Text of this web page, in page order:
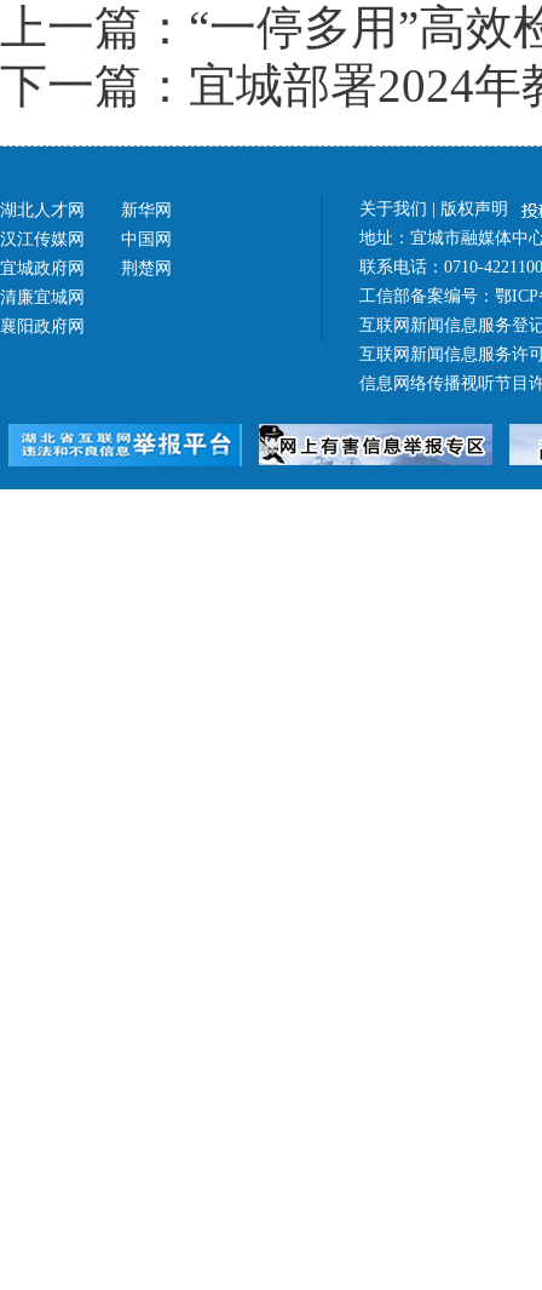
上一篇：“一停多用”高
下一篇：宜城部署2024
湖北人才网
汉江传媒网
宜城政府网
清廉宜城网
襄阳政府网
新华网
中国网
荆楚网
关于我们
版权声明
地址：宜城市融媒体中
联系电话：0710-
工信部备案编号： 鄂ICP
互联网新闻信息服务登
互联网新闻信息服务许
信息网络传播视听节目